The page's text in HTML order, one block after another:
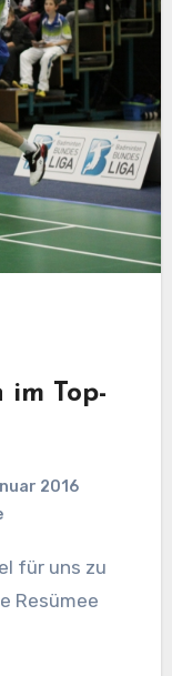
im Top-
2016
Resümee